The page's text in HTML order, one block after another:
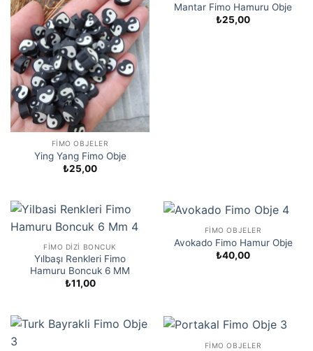
FIMO OBJELER
Ying Yang Fimo Obje
₺25,00
Mantar Fimo Hamuru Obje
₺25,00
FIMO DIZI BONCUK
Yılbaşı Renkleri Fimo
Hamuru Boncuk 6 MM
₺11,00
FIMO OBJELER
Avokado Fimo Hamur Obje
₺40,00
FIMO OBJELER